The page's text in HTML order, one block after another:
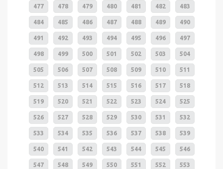
477 478 479 480 481 482 483
484 485 486 487 488 489 490
491 492 493 494 495 496 497
498 499 500 501 502 503 504
505 506 507 508 509 510 511
512 513 514 515 516 517 518
519 520 521 522 523 524 525
526 527 528 529 530 531 532
533 534 535 536 537 538 539
540 541 542 543 544 545 546
547 548 549 550 551 552 553